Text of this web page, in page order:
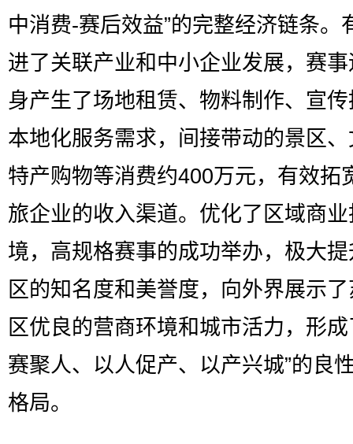
中消费-赛后效益”的完整经济链条。
进了关联产业和中小企业发展，赛
身产生了场地租赁、物料制作、宣
本地化服务需求，间接带动的景区
特产购物等消费约400万元，有效拓
旅企业的收入渠道。优化了区域商
境，高规格赛事的成功举办，极大
区的知名度和美誉度，向外界展示
区优良的营商环境和城市活力，形成
赛聚人、以人促产、以产兴城”的良
格局。